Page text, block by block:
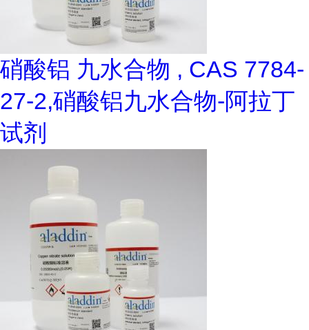
硝酸铝 九水合物 , CAS 7784-
27-2,硝酸铝九水合物-阿拉丁
试剂